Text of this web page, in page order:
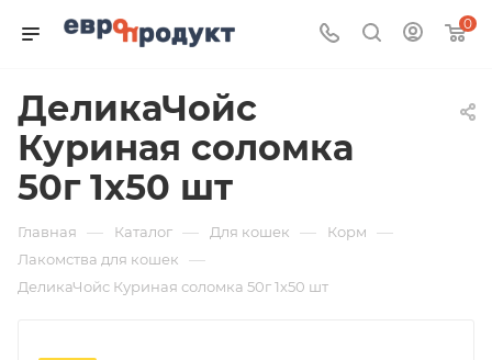
0
ДеликаЧойс
Куриная соломка
50г 1х50 шт
Главная — Каталог — Для кошек — Корм —
Лакомства для кошек —
ДеликаЧойс Куриная соломка 50г 1х50 шт